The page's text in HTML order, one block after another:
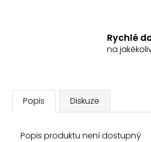
Rychlé
na
Popis Diskuze
Popis produktu není dostupný